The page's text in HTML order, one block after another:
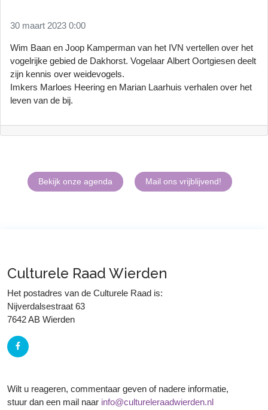
30 maart 2023 0:00
Wim Baan en Joop Kamperman van het IVN vertellen over het
vogelrijke gebied de Dakhorst. Vogelaar Albert Oortgiesen deelt
zijn kennis over weidevogels.
Imkers Marloes Heering en Marian Laarhuis verhalen over het
leven van de bij.
Bekijk onze agenda Mail ons vrijblijvend!
Culturele Raad Wierden
Het postadres van de Culturele Raad is:
Nijverdalsestraat 63
7642 AB Wierden
Wilt u reageren, commentaar geven of nadere informatie,
stuur dan een mail naar info@cultureleraadwierden.nl